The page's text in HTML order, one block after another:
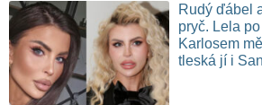
Rudý ďábel
pryč. Lela
Karlosem
tleská jí i